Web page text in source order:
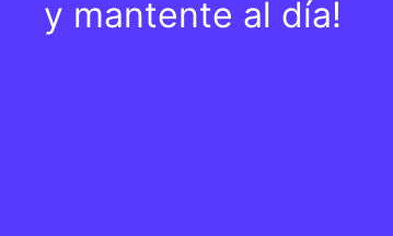
y mantente al día!